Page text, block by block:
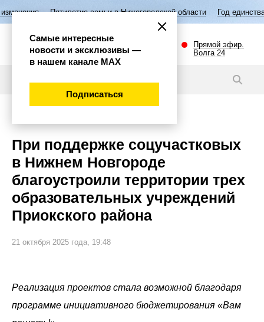
семьи в Нижегородской области Год единства народов России
Прямой эфир.
Волга 24
При поддержке соцучастковых
в Нижнем Новгороде
благоустроили территории трех
образовательных учреждений
Приокского района
21 октября 2025 года, 19:48
Реализация проектов стала возможной благодаря
программе инициативного бюджетирования «Вам
Самые интересные
новости и эксклюзивы —
в нашем канале МАХ
Подписаться